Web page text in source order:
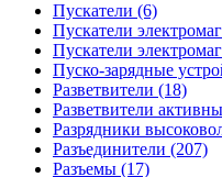
Пускатели (6)
Пускатели
Пускатели
Пуско-зарядные
Разветвители (18)
Разветвители
Разрядники
Разъединители (207)
Разъемы (17)